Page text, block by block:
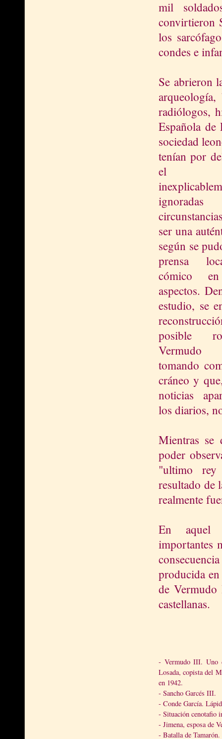
mil
convirtieron
los
condes e
Se abrieron
radiólogos,
Española de
sociedad
tenían por
el
ignoradas
ser una
según se
prensa l
cómico
aspectos.
estudio, se
posible
tomando
cráneo y
noticias
los diarios,
Mientras se
poder
"ultimo rey
resultado de
realmente
En aquel
importantes
producida
de
castellanas.
- Vermudo III. Uno
Losada, copista del
en 1942.
- Sancho Garcés III.
- Conde García.
- Situación cenotafio
- Jimena, esposa de
- Batalla de